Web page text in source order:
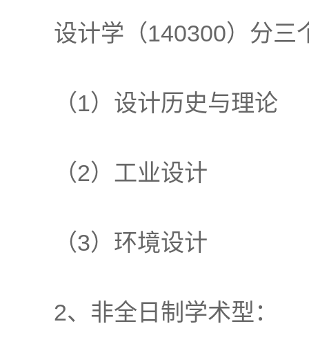
设计学（140300）分三
（1）设计历史与理论
（2）工业设计
（3）环境设计
2、非全日制学术型：